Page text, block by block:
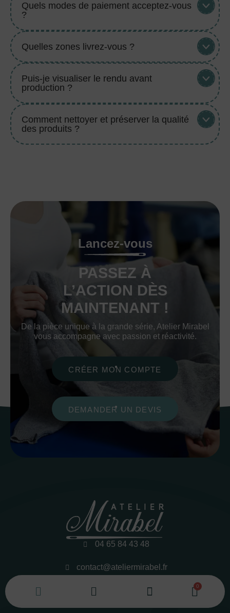
Quels modes de paiement acceptez-vous
?
Quelles zones livrez-vous ?
Puis-je visualiser le rendu avant
production ?
Comment nettoyer et préserver la qualité
des produits ?
Lancez-vous
PASSEZ À
L’ACTION DÈS
MAINTENANT !
De la pièce unique à la grande série, Atelier Mirabel
vous accompagne avec passion et réactivité.
CRÉER MON COMPTE
DEMANDER UN DEVIS
04 65 84 43 48
contact@ateliermirabel.fr
lundi-vendredi